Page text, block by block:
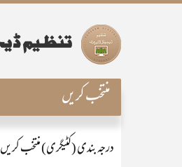
منتخب کریں
درجہ بندی (کٹیگری) منتخب کریں